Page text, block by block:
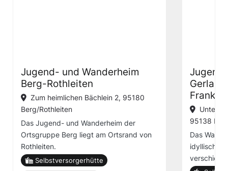
Jugend- und Wanderheim
Berg-Rothleiten
Zum heimlichen Bächlein 2, 95180
Berg/Rothleiten
Das Jugend- und Wanderheim der
Ortsgruppe Berg liegt am Ortsrand von
Rothleiten.
Selbstversorgerhütte
Unterer
95138
Das
idyllisch